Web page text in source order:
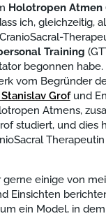
Holotropen Atmen
ich, gleichzeitig,
Training
begonnen
vom Begründer
Stanislav Grofund
Atmens,
studiert, und dies
einige von
Einsichten
ein Model, in